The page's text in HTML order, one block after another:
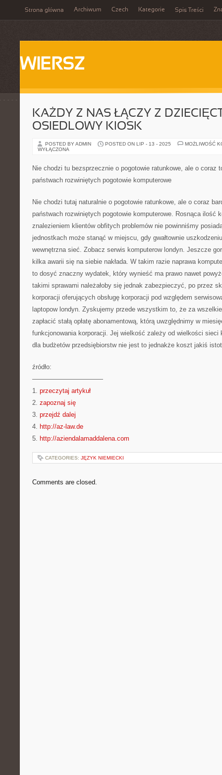
Strona główna Archiwum Czech Kategorie Spis Treści
WIERSZ
KAŻDY Z NAS ŁĄCZY Z
OSIEDLOWY KIOSK
POSTED BY ADMIN POSTED ON LIP - 13 - 2025
MOŻLIWOŚĆ
WYŁĄCZONA
Nie chodzi tu bezsprzecznie o pogotowie ratunkowe, ale o coraz
państwach rozwiniętych pogotowie komputerowe
Nie chodzi tutaj naturalnie o pogotowie ratunkowe, ale o coraz
państwach rozwiniętych pogotowie komputerowe. Rosnąca ilość
znalezieniem klientów obfitych problemów nie powinniśmy
jednostkach może stanąć w miejscu, gdy gwałtownie
wewnętrzna sieć. Zobacz serwis komputerow londyn. Jeszcze
kilka awarii się na siebie nakłada. W takim razie naprawa
to dosyć znaczny wydatek, który wynieść ma prawo nawet
takimi sprawami należałoby się jednak zabezpieczyć, po przez
korporacji oferujących obsługę korporacji pod względem
laptopow londyn. Zyskujemy przede wszystkim to, że za
zapłacić stałą opłatę abonamentową, którą uwzględnimy w
funkcjonowania korporacji. Jej wielkość zależy od wielkości sieci
dla budżetów przedsiębiorstw nie jest to jednakże koszt jakiś
źródło:
———————————
1. przeczytaj artykuł
2. zapoznaj się
3. przejdź dalej
4. http://az-law.de
5. http://aziendalamaddalena.com
CATEGORIES: JĘZYK NIEMIECKI
Comments are closed.